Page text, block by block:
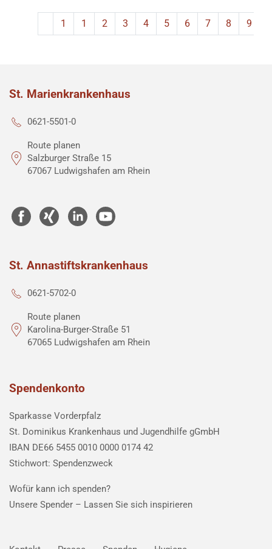
1 1 2 3 4 5 6 7 8 9
St. Marienkrankenhaus
0621-5501-0
Route planen
Salzburger Straße 15
67067 Ludwigshafen am Rhein
St. Annastiftskrankenhaus
0621-5702-0
Route planen
Karolina-Burger-Straße 51
67065 Ludwigshafen am Rhein
Spendenkonto
Sparkasse Vorderpfalz
St. Dominikus Krankenhaus und Jugendhilfe gGmbH
IBAN DE66 5455 0010 0000 0174 42
Stichwort: Spendenzweck
Wofür kann ich spenden?
Unsere Spender – Lassen Sie sich inspirieren